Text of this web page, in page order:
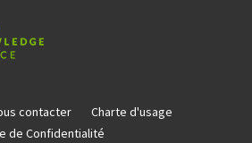
contacter
Charte d'usage
de Confidentialité